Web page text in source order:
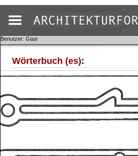
Benutzer: Gast
Wörterbuch (es):